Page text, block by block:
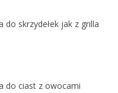
do skrzydełek jak z grilla
do ciast z owocami